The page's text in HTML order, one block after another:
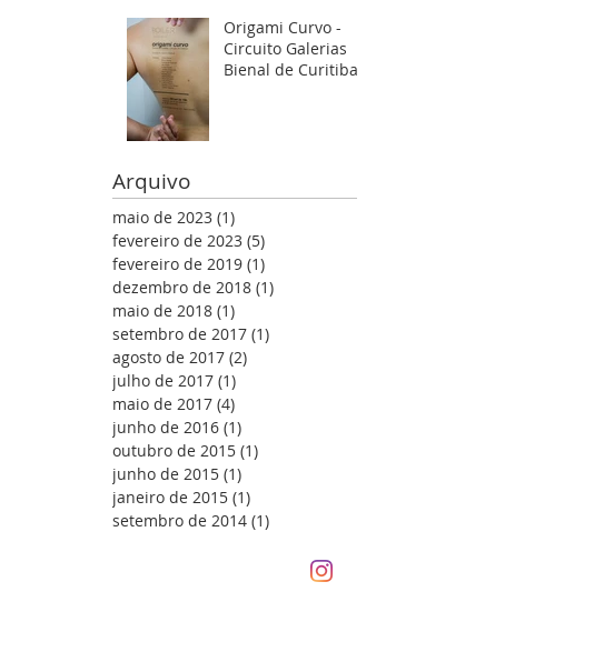
Origami Curvo -
Circuito Galerias
Bienal de Curitiba -
Arquivo
maio de 2023 (1)
fevereiro de 2023 (5)
fevereiro de 2019 (1)
dezembro de 2018 (1)
maio de 2018 (1)
setembro de 2017 (1)
agosto de 2017 (2)
julho de 2017 (1)
maio de 2017 (4)
junho de 2016 (1)
outubro de 2015 (1)
junho de 2015 (1)
janeiro de 2015 (1)
setembro de 2014 (1)